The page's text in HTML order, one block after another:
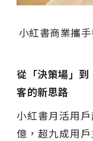
小紅書商業攜
從「決策場」 到
客的新思路
小紅書月活用
億，超九成用